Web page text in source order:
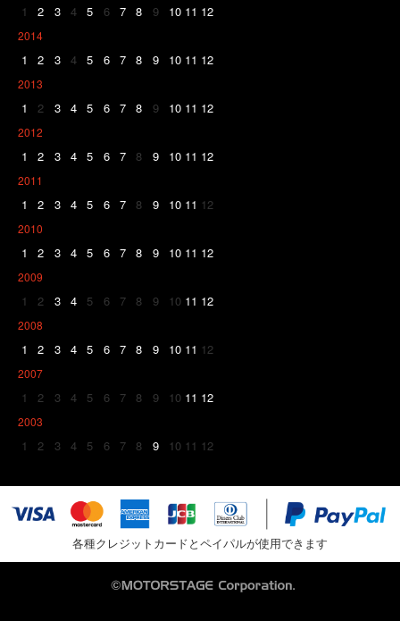
1 2 3 4 5 6 7 8 9 10 11 12
2014
1 2 3 4 5 6 7 8 9 10 11 12
2013
1 2 3 4 5 6 7 8 9 10 11 12
2012
1 2 3 4 5 6 7 8 9 10 11 12
2011
1 2 3 4 5 6 7 8 9 10 11 12
2010
1 2 3 4 5 6 7 8 9 10 11 12
2009
1 2 3 4 5 6 7 8 9 10 11 12
2008
1 2 3 4 5 6 7 8 9 10 11 12
2007
1 2 3 4 5 6 7 8 9 10 11 12
2003
1 2 3 4 5 6 7 8 9 10 11 12
各種クレジットカードとペイパルが使用できます